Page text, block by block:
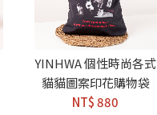
YINHWA 個性時尚各式
貓貓圖案印花購物袋
NT$ 880